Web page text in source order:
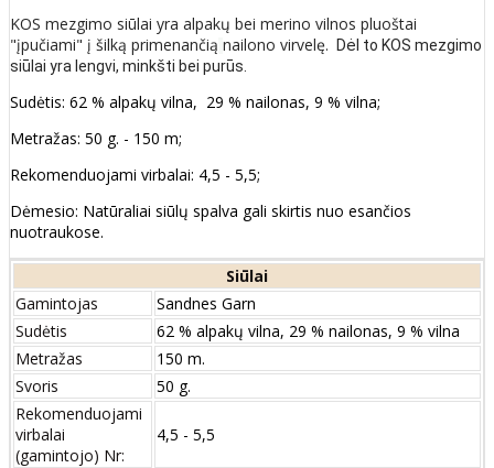
KOS mezgimo siūlai yra alpakų bei merino vilnos pluoštai
"įpučiami" į šilką primenančią nailono virvelę.
Dėl to KOS mezgimo
siūlai yra lengvi, minkšti bei purūs.
Sudėtis: 62 % alpakų vilna, 29 % nailonas, 9 % vilna;
Metražas: 50 g. - 150 m;
Rekomenduojami virbalai: 4,5 - 5,5;
Dėmesio: Natūraliai siūlų spalva gali skirtis nuo esančios
nuotraukose.
Siūlai
Gamintojas
Sandnes Garn
Sudėtis
62 % alpakų vilna, 29 % nailonas, 9 % vilna
Metražas
150 m.
Svoris
50 g.
Rekomenduojami
virbalai
(gamintojo) Nr:
4,5 - 5,5